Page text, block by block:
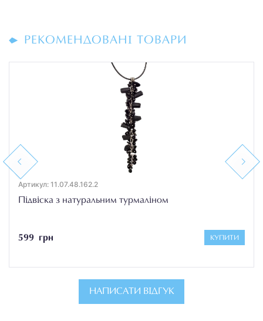
РЕКОМЕНДОВАНІ ТОВАРИ
Previous
Артикул: 11.07.48.162.2
Підвіска з натуральним турмаліном
599 грн КУПИТИ
Next
НАПИСАТИ ВІДГУК